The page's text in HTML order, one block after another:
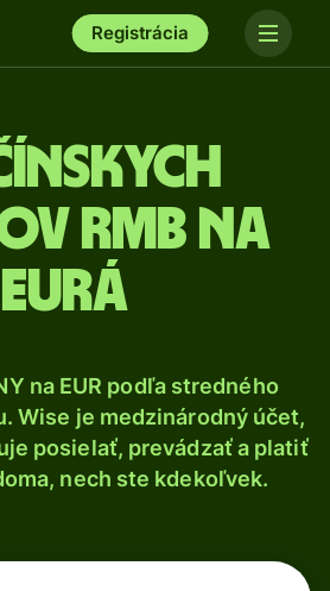
Registrácia
RMB na
eurá
na EUR podľa stredného
Wise je medzinárodný účet,
posielať, prevádzať a platiť
nech ste kdekoľvek.